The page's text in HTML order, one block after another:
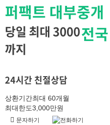
퍼팩트 대부중개
전국
당일 최대 3000
까지
24시간 친절상담
상환기간최대 60개월
최대한도3,000만원
문자하기 전화하기